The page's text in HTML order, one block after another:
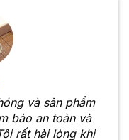
và sản phẩm
bảo an toàn và
rất hài lòng khi